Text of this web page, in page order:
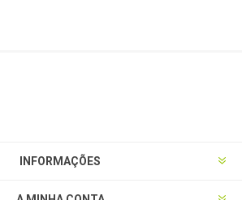
INFORMAÇÕES